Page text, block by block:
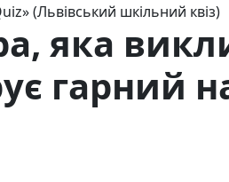
(Львівський шкільний квіз)
яка
гарний